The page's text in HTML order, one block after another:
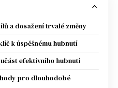
a dosažení trvalé změny
k úspěšnému hubnutí
efektivního hubnutí
pro dlouhodobé